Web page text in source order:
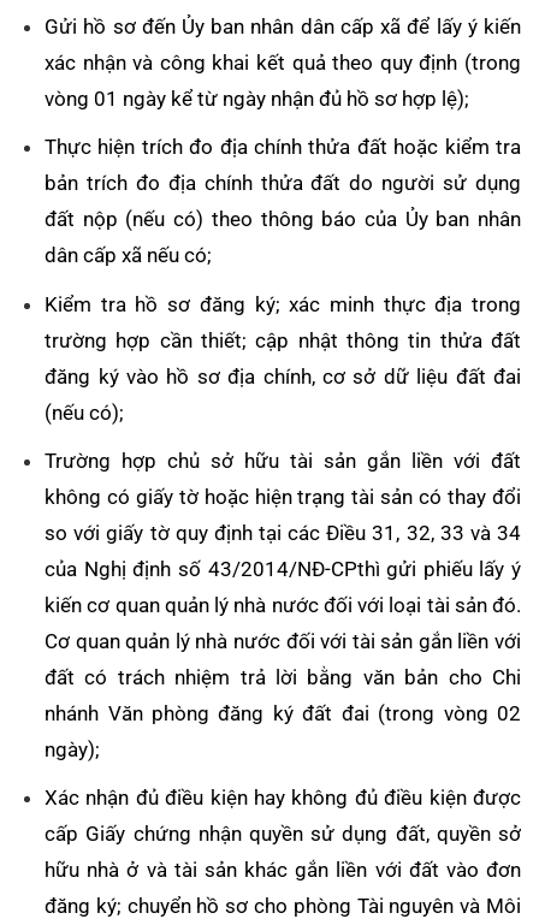
Gửi hồ sơ đến Ủy ban nhân dân cấp xã để lấy ý kiến
xác nhận và công khai kết quả theo quy định (trong
vòng 01 ngày kể từ ngày nhận đủ hồ sơ hợp lệ);
Thực hiện trích đo địa chính thửa đất hoặc kiểm tra
bản trích đo địa chính thửa đất do người sử dụng
đất nộp (nếu có) theo thông báo của Ủy ban nhân
dân cấp xã nếu có;
Kiểm tra hồ sơ đăng ký; xác minh thực địa trong
trường hợp cần thiết; cập nhật thông tin thửa đất
đăng ký vào hồ sơ địa chính, cơ sở dữ liệu đất đai
(nếu có);
Trường hợp chủ sở hữu tài sản gắn liền với đất
không có giấy tờ hoặc hiện trạng tài sản có thay đổi
so với giấy tờ quy định tại các Điều 31, 32, 33 và 34
của Nghị định số 43/2014/NĐ-CPthì gửi phiếu lấy ý
kiến cơ quan quản lý nhà nước đối với loại tài sản đó.
Cơ quan quản lý nhà nước đối với tài sản gắn liền với
đất có trách nhiệm trả lời bằng văn bản cho Chi
nhánh Văn phòng đăng ký đất đai (trong vòng 02
ngày);
Xác nhận đủ điều kiện hay không đủ điều kiện được
cấp Giấy chứng nhận quyền sử dụng đất, quyền sở
hữu nhà ở và tài sản khác gắn liền với đất vào đơn
đăng ký; chuyển hồ sơ cho phòng Tài nguyên và Môi